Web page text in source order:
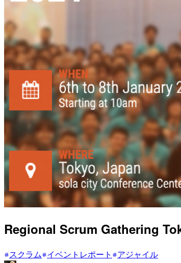
Regional Scrum Gathering
スクラム イベントレポート
アジャイル